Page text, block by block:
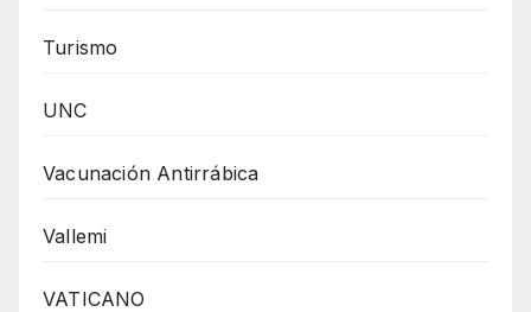
Turismo
UNC
Vacunación Antirrábica
Vallemi
VATICANO